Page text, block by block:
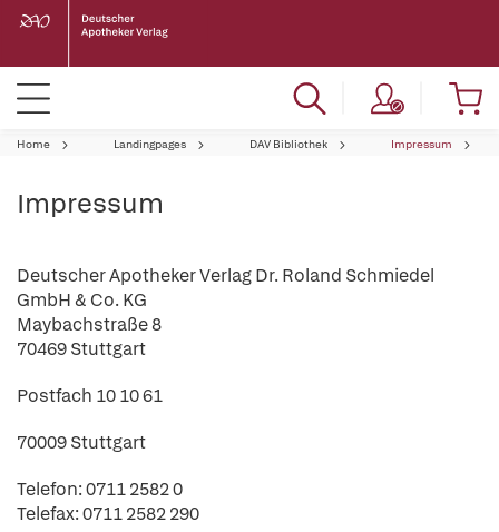
Home Landingpages DAV Bibliothek Impressum
Impressum
Deutscher Apotheker Verlag Dr. Roland Schmiedel
GmbH & Co. KG
Maybachstraße 8
70469 Stuttgart
Postfach 10 10 61
70009 Stuttgart
Telefon: 0711 2582 0
Telefax: 0711 2582 290